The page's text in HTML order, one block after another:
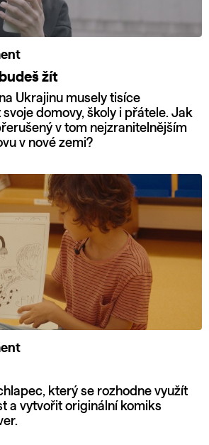
žít
Ukrajinu musely tisíce
domovy, školy i přátele. Jak
v tom nejzranitelnějším
v nové zemi?
který se rozhodne využít
a vytvořit originální komiks